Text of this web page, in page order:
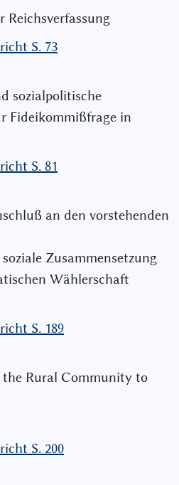
Reichsverfassung
S. 73
sozialpolitische
Fideikommißfrage in
S. 81
an den vorstehenden
Zusammensetzung
Wählerschaft
S. 189
the Rural Community to
S. 200